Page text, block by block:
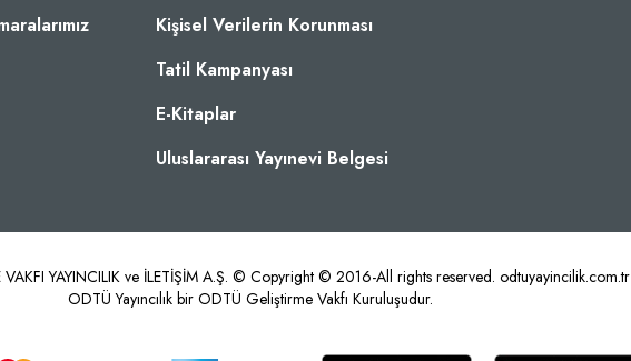
Kişisel Verilerin Korunması
Tatil Kampanyası
E-Kitaplar
Uluslararası Yayınevi Belgesi
VAKFI YAYINCILIK ve İLETİŞİM A.Ş. © Copyright © 2016-All rights reserved. odtuyayincilik.com.tr
ODTÜ Yayıncılık bir ODTÜ Geliştirme Vakfı Kuruluşudur.